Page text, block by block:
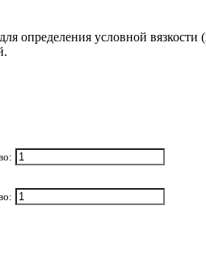
определения условной